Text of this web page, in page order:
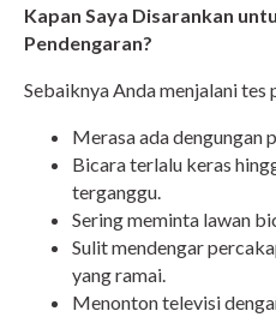
Kapan Saya Disarankan
Pendengaran?
Sebaiknya Anda menjalani tes
Merasa ada dengungan
Bicara terlalu keras
terganggu.
Sering meminta lawan
Sulit mendengar
yang ramai.
Menonton televisi